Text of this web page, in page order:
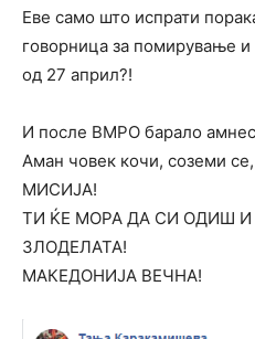
Еве само што испрати
говорница за помирување и
од 27 април?!
И после ВМРО барало
Аман човек кочи, соземи
МИСИЈА!
ТИ ЌЕ МОРА ДА СИ ОДИШ
ЗЛОДЕЛАТА!
МАКЕДОНИЈА ВЕЧНА!